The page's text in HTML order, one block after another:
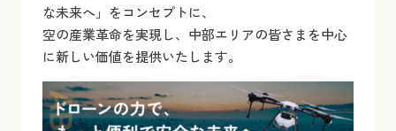
な未来へ」をコンセプトに、
空の産業革命を実現し、中部エリアの皆さまを中心
に新しい価値を提供いたします。